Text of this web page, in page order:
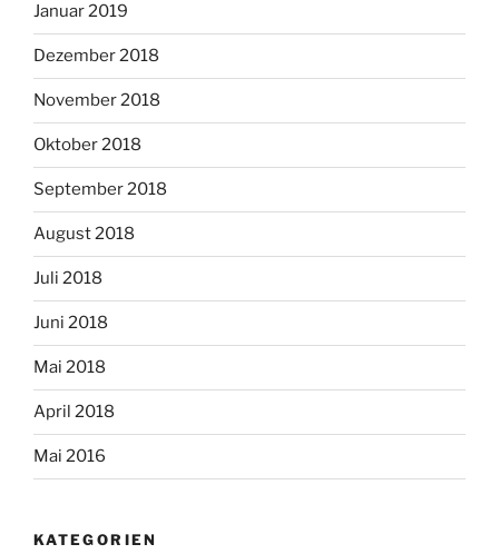
Januar 2019
Dezember 2018
November 2018
Oktober 2018
September 2018
August 2018
Juli 2018
Juni 2018
Mai 2018
April 2018
Mai 2016
KATEGORIEN